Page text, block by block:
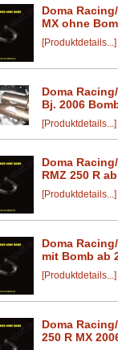
Doma
MX ohne
[Produktdetails...]
Doma
Bj. 2006
[Produktdetails...]
Doma
RMZ 250 R
[Produktdetails...]
Doma
mit Bomb ab
[Produktdetails...]
Doma
250 R MX